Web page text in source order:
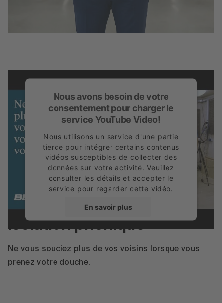
Nous avons besoin de votre
consentement pour charger le
service YouTube Video!
Nous utilisons un service d'une partie
tierce pour intégrer certains contenus
vidéos susceptibles de collecter des
données sur votre activité. Veuillez
consulter les détails et accepter le
service pour regarder cette vidéo.
En savoir plus
Accepter
powered byUsercentrics Consent
Management Platform
Rapports du laboratoire de construction
Isolation phonique
Ne vous souciez plus de vos voisins lorsque vous
prenez votre douche.